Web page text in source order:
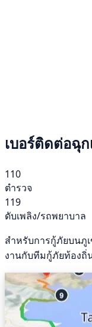
เบอร์ติดต่อฉุ
110
ตำรวจ
119
ดับเพลิง/รถพยาบาล
สำหรับการกู้ภัยบนภู
งานกับทีมกู้ภัยท้องถิ่